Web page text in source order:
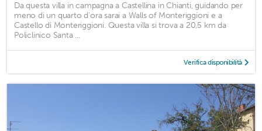
Da questa villa in campagna a Castellina in Chianti, guidando per
meno di un quarto d'ora sarai a Walls of Monteriggioni e a
Castello di Monteriggioni. Questa villa si trova a 20,5 km da
Policlinico Santa ...
Verifica disponibilità